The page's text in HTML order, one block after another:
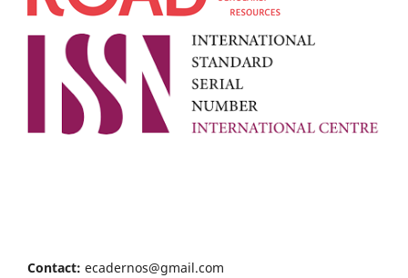
Contact: ecadernos@gmail.com